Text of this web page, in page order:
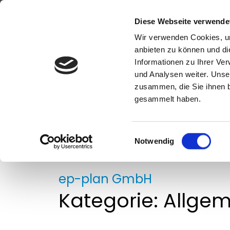
Diese Webseite
Wir verwenden Cookies,
anbieten zu können und
Informationen zu Ihrer
und Analysen weiter.
zusammen, die Sie ihnen
gesammelt haben.
w
l
Notwendig
zur Top-Navigation
zur Hauptnavigation
Inhalt springen
zum Footer
Hauptnavigation
Produkte
Startseite Allgemein
ep-plan GmbH
Kategorie: